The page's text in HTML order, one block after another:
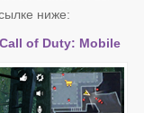
ниже:
of Duty: Mobile